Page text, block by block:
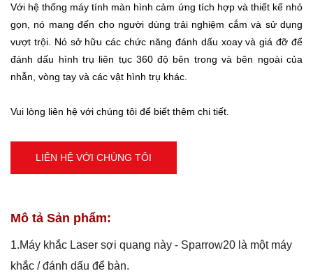
Với hệ thống máy tính màn hình cảm ứng tích hợp và thiết kế nhỏ
gọn, nó mang đến cho người dùng trải nghiệm cắm và sử dụng
vượt trội. Nó sở hữu các chức năng đánh dấu xoay và giá đỡ để
đánh dấu hình trụ liên tục 360 độ bên trong và bên ngoài của
nhẫn, vòng tay và các vật hình trụ khác.
Vui lòng liên hệ với chúng tôi để biết thêm chi tiết.
LIÊN HỆ VỚI CHÚNG TÔI
Mô tả Sản phẩm:
1.Máy khắc Laser sợi quang này - Sparrow20 là một máy
khắc / đánh dấu để bàn.